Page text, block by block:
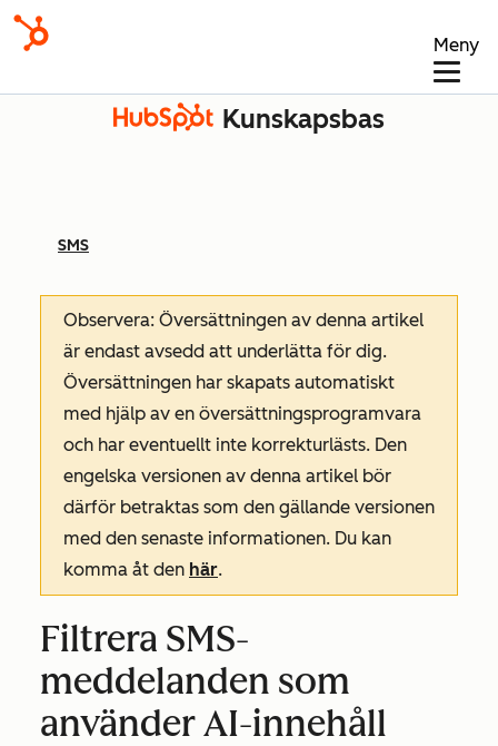
Meny
Kunskapsbas
SMS
Observera: Översättningen av denna artikel
är endast avsedd att underlätta för dig.
Översättningen har skapats automatiskt
med hjälp av en översättningsprogramvara
och har eventuellt inte korrekturlästs. Den
engelska versionen av denna artikel bör
därför betraktas som den gällande versionen
med den senaste informationen. Du kan
komma åt den här.
Filtrera SMS-
meddelanden som
använder AI-innehåll